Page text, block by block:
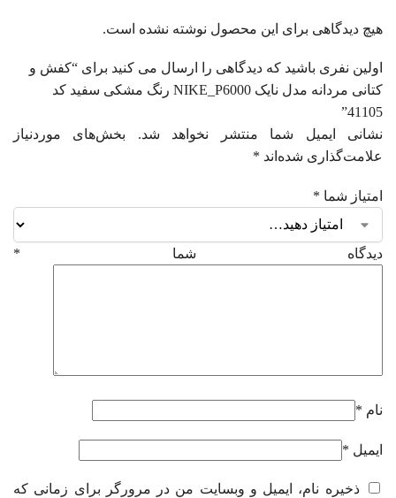
هیچ دیدگاهی برای این محصول نوشته نشده است.
اولین نفری باشید که دیدگاهی را ارسال می کنید برای “کفش و
کتانی مردانه مدل نایک NIKE_P6000 رنگ مشکی سفید کد
41105”
نشانی ایمیل شما منتشر نخواهد شد.
بخش‌های موردنیاز
علامت‌گذاری شده‌اند *
امتیاز شما *
دیدگاه شما *
نام *
ایمیل *
ذخیره نام، ایمیل و وبسایت من در مرورگر برای زمانی که